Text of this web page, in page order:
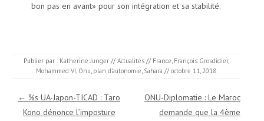
bon pas en avant» pour son intégration et sa stabilité.
Publier par : Katherine Junger // Actualités // France, François Grosdidier,
Mohammed VI, Onu, plan d’autonomie, Sahara // octobre 11, 2018
Navigation des articles
← %s UA-Japon-TICAD : Taro
Kono dénonce l’imposture
ONU-Diplomatie : Le Maroc
demande que la 4ème